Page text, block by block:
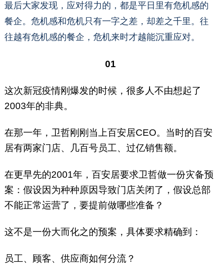
最后大家发现，应对得力的，都是平日里有危机感的
餐企。危机感和危机只有一字之差，却差之千里。往
往越有危机感的餐企，危机来时才越能沉重应对。
01
这次新冠疫情刚爆发的时候，很多人不由想起了
2003年的非典。
在那一年，卫哲刚刚当上百安居CEO。当时的百安
居有两家门店、几百号员工、过亿销售额。
在更早先的2001年，百安居要求卫哲做一份灾备预
案：假设因为种种原因导致门店关闭了，假设总部
不能正常运营了，要提前做哪些准备？
这不是一份大而化之的预案，具体要求精确到：
员工、顾客、供应商如何分流？